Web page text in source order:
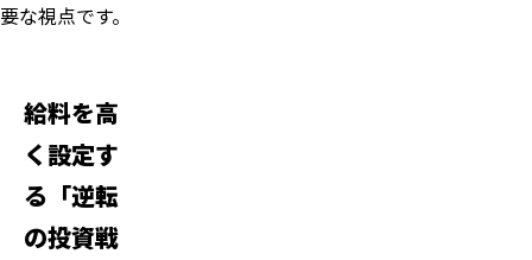
要な視点です。
給料を高
く設定す
る「逆転
の投資戦